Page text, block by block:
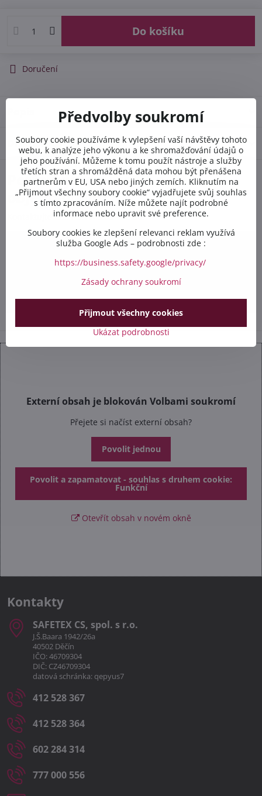
Do košíku
Doručení
Diskuse 0
Potřebujete poradit s
objednávkou?
Kontaktujte nás PO-PÁ 8:00 - 16:00:
+420 412 528 367
Externí obsah je blokován Volbami soukromí
Přejete si načíst externí obsah?
Povolit jednou
Povolit a zapamatovat - souhlas s druhem cookie:
Funkční
Otevřít obsah v novém okně
Kontakty
SAFETEX CS, spol​. s r​.o​.
J.Š.Baara 1942/26a
40502 Děčín
IČO: 46709304
DIČ: CZ46709304
datová schránka: qepyus7
412 528 367
412 528 364
602 284 314
777 000 556
Předvolby soukromí
Soubory cookie používáme k vylepšení vaší návštěvy tohoto
webu, k analýze jeho výkonu a ke shromažďování údajů o
jeho používání. Můžeme k tomu použít nástroje a služby
třetích stran a shromážděná data mohou být přenášena
partnerům v EU, USA nebo jiných zemích. Kliknutím na
„Přijmout všechny soubory cookie“ vyjadřujete svůj souhlas
s tímto zpracováním. Níže můžete najít podrobné
informace nebo upravit své preference.
Soubory cookies ke zlepšení relevanci reklam využívá
služba Google Ads – podrobnosti zde :
https://business.safety.google/privacy/
Zásady ochrany soukromí
Ukázat podrobnosti
Přijmout všechny cookies